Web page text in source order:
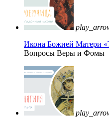
Икона Божией Матери
Вопросы Веры и Фомы